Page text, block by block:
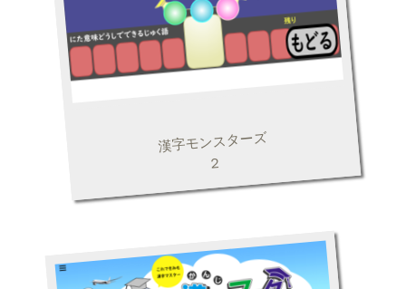
漢字モンスターズ
２